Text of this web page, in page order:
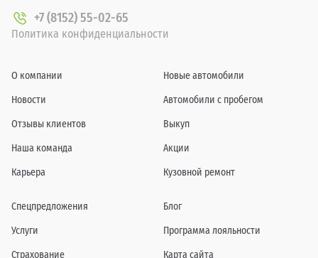
+7 (8152) 55-02-65
Политика конфиденциальности
О компании
Новости
Отзывы клиентов
Наша команда
Карьера
Новые автомобили
Автомобили с пробегом
Выкуп
Акции
Кузовной ремонт
Спецпредложения
Услуги
Страхование
Блог
Программа лояльности
Карта сайта